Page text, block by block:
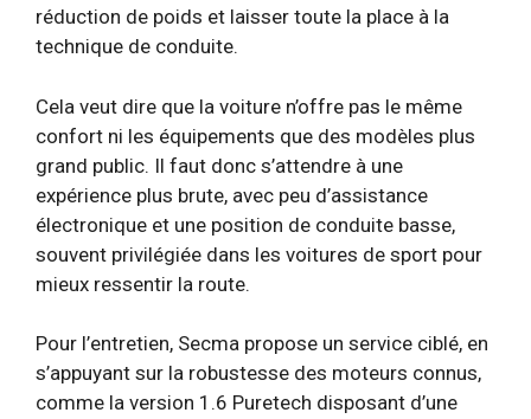
réduction de poids et laisser toute la place à la
technique de conduite.
Cela veut dire que la voiture n’offre pas le même
confort ni les équipements que des modèles plus
grand public. Il faut donc s’attendre à une
expérience plus brute, avec peu d’assistance
électronique et une position de conduite basse,
souvent privilégiée dans les voitures de sport pour
mieux ressentir la route.
Pour l’entretien, Secma propose un service ciblé, en
s’appuyant sur la robustesse des moteurs connus,
comme la version 1.6 Puretech disposant d’une